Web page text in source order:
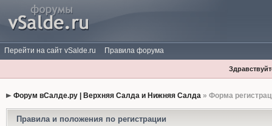
Перейти на сайт vSalde.ru Правила форума
Форум вСалде.ру | Верхняя Салда и Нижняя Салда» Форма
Правила и положения по регистрации